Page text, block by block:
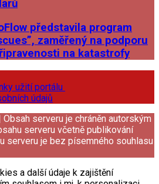
představila program
zaměřený na podporu
na katastrofy
užití portálu
údajů
Obsah serveru je chráněn autorským
serveru včetně publikování
serveru je bez písemného souhlasu
a další údaje k zajištění